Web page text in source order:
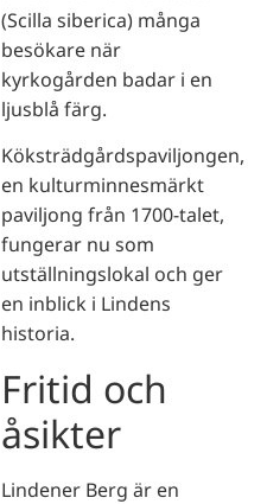
(Scilla siberica) många
besökare när
kyrkogården badar i en
ljusblå färg.
Köksträdgårdspaviljongen,
en kulturminnesmärkt
paviljong från 1700-talet,
fungerar nu som
utställningslokal och ger
en inblick i Lindens
historia.
Fritid och
åsikter
Lindener Berg är en